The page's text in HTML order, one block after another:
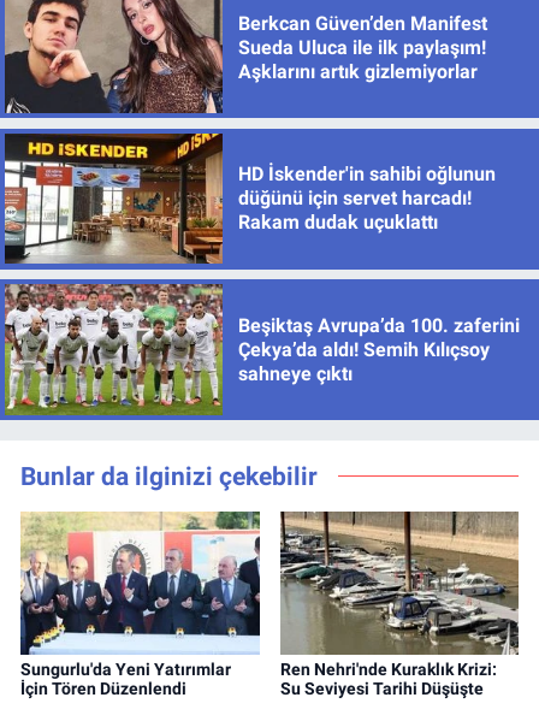
Berkcan Güven’den Manifest
Sueda Uluca ile ilk paylaşım!
Aşklarını artık gizlemiyorlar
HD İskender'in sahibi oğlunun
düğünü için servet harcadı!
Rakam dudak uçuklattı
Beşiktaş Avrupa’da 100. zaferini
Çekya’da aldı! Semih Kılıçsoy
sahneye çıktı
Bunlar da ilginizi çekebilir
Sungurlu'da Yeni Yatırımlar
İçin Tören Düzenlendi
Ren Nehri'nde Kuraklık Krizi:
Su Seviyesi Tarihi Düşüşte